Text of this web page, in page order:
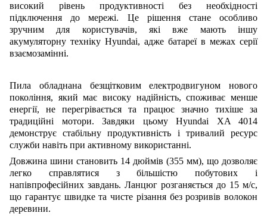
високий рівень продуктивності без необхідності
підключення до мережі. Це рішення стане особливо
зручним для користувачів, які вже мають іншу
акумуляторну техніку Hyundai, адже батареї в межах серії
взаємозамінні.
Пила обладнана безщітковим електродвигуном нового
покоління, який має високу надійність, споживає менше
енергії, не перегрівається та працює значно тихіше за
традиційні мотори. Завдяки цьому Hyundai XA 4014
демонструє стабільну продуктивність і тривалий ресурс
служби навіть при активному використанні.
Довжина шини становить 14 дюймів (355 мм), що дозволяє
легко справлятися з більшістю побутових і
напівпрофесійних завдань. Ланцюг розганяється до 15 м/с,
що гарантує швидке та чисте різання без розривів волокон
деревини.